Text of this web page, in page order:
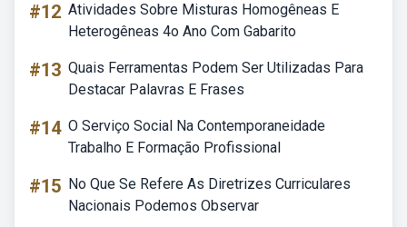
#12 Atividades Sobre Misturas Homogêneas E
Heterogêneas 4o Ano Com Gabarito
#13 Quais Ferramentas Podem Ser Utilizadas Para
Destacar Palavras E Frases
#14 O Serviço Social Na Contemporaneidade
Trabalho E Formação Profissional
#15 No Que Se Refere As Diretrizes Curriculares
Nacionais Podemos Observar